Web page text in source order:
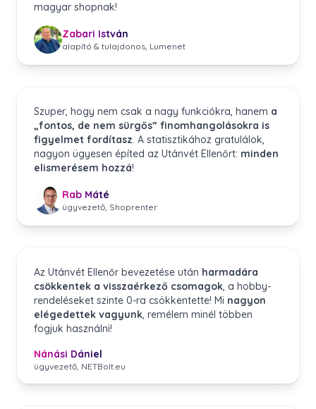
magyar shopnak!
Zabari István
alapító & tulajdonos, Lumenet
Szuper, hogy nem csak a nagy funkciókra, hanem a
„fontos, de nem sürgős” finomhangolásokra is
figyelmet fordítasz. A statisztikához gratulálok,
nagyon ügyesen építed az Utánvét Ellenőrt: minden
elismerésem hozzá!
Rab Máté
ügyvezető, Shoprenter
Az Utánvét Ellenőr bevezetése után harmadára
csökkentek a visszaérkező csomagok, a hobby-
rendeléseket szinte 0-ra csökkentette! Mi nagyon
elégedettek vagyunk, remélem minél többen
fogjuk használni!
Nánási Dániel
ügyvezető, NETBolt.eu